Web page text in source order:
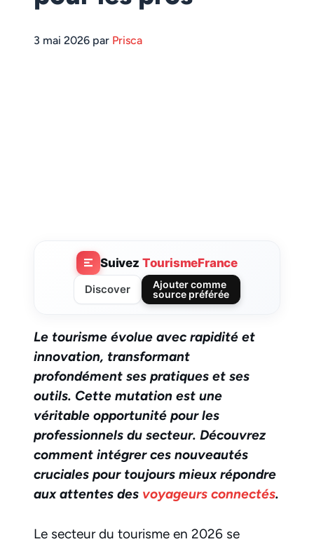
3 mai 2026 par Prisca
Suivez TourismeFrance
Discover
Ajouter comme
source préférée
Le tourisme évolue avec rapidité et
innovation, transformant
profondément ses pratiques et ses
outils. Cette mutation est une
véritable opportunité pour les
professionnels du secteur. Découvrez
comment intégrer ces nouveautés
cruciales pour toujours mieux répondre
aux attentes des voyageurs connectés.
Le secteur du tourisme en 2026 se